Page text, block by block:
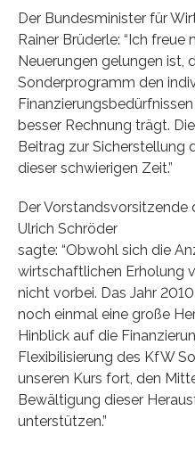
Der Bundesminister für
Rainer Brüderle: “Ich
Neuerungen gelungen ist,
Sonderprogramm den
besser Rechnung trägt.
Beitrag zur Sicherstellung
dieser schwierigen Zeit.”
Der Vorstandsvorsitzende
Ulrich Schröder
sagte: “Obwohl sich die
wirtschaftlichen Erholung
nicht vorbei. Das Jahr
noch einmal eine große
Hinblick auf die
Flexibilisierung des KfW
unseren Kurs fort, den
Bewältigung dieser
unterstützen.”